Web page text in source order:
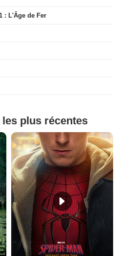
: L'Âge de Fer
plus récentes